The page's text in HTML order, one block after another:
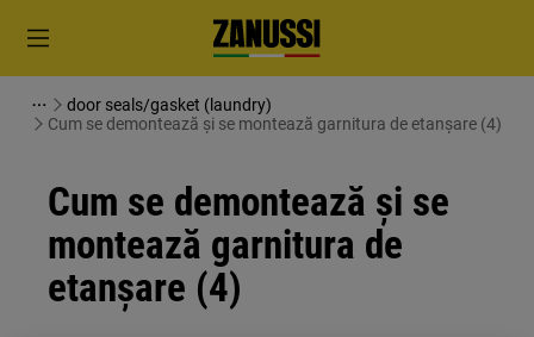
door seals/gasket (laundry)
Cum se demontează și se montează garnitura de etanșare (4)
Cum se demontează și se
montează garnitura de
etanșare (4)